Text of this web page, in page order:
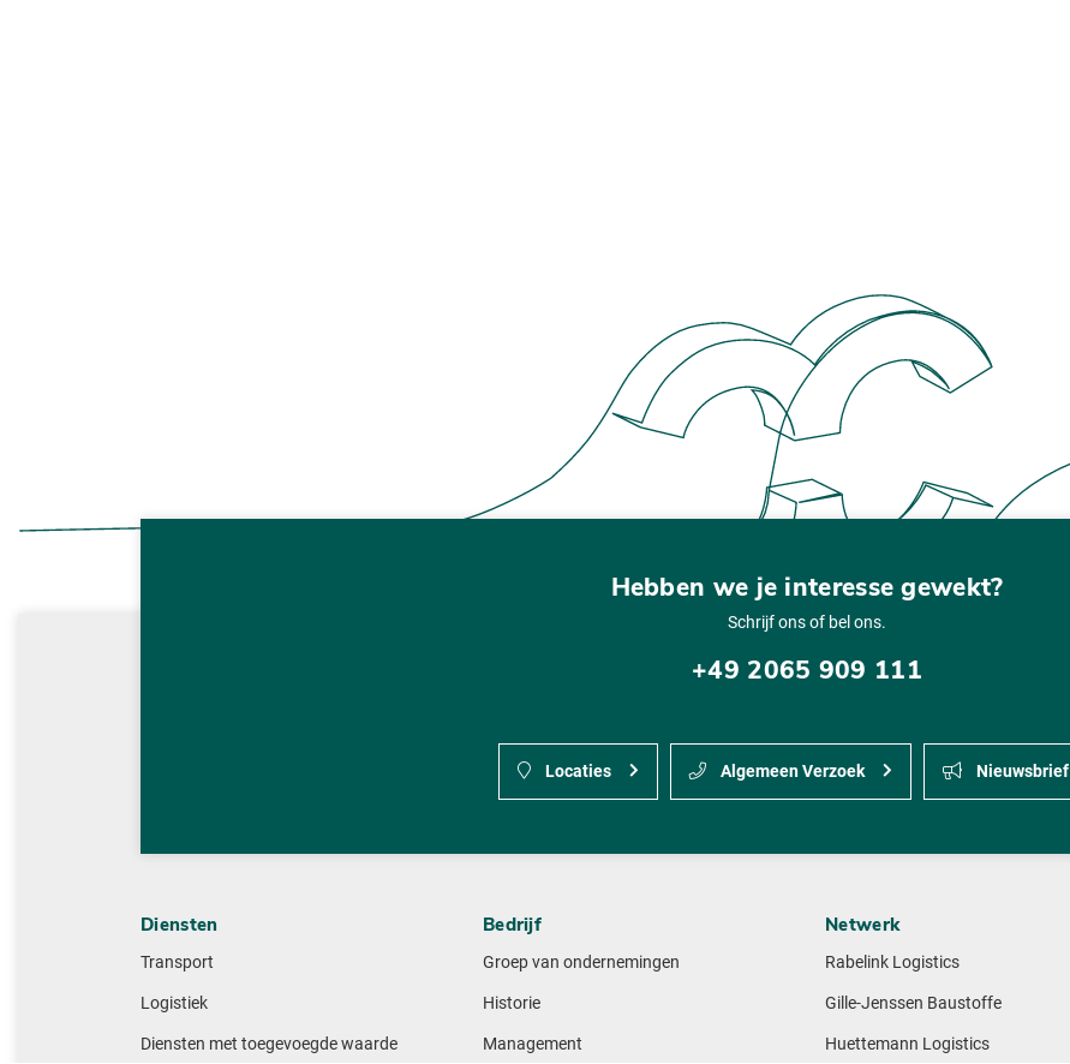
Hebben we je interesse gewekt?
Schrijf ons of bel ons.
+49 2065 909 111
Locaties Algemeen Verzoek Nieuwsbrief
Diensten
Transport
Logistiek
Diensten met toegevoegde waarde
Bedrijf
Groep van ondernemingen
Historie
Management
Netwerk
Rabelink Logistics
Gille-Jenssen Baustoffe
Huettemann Logistics